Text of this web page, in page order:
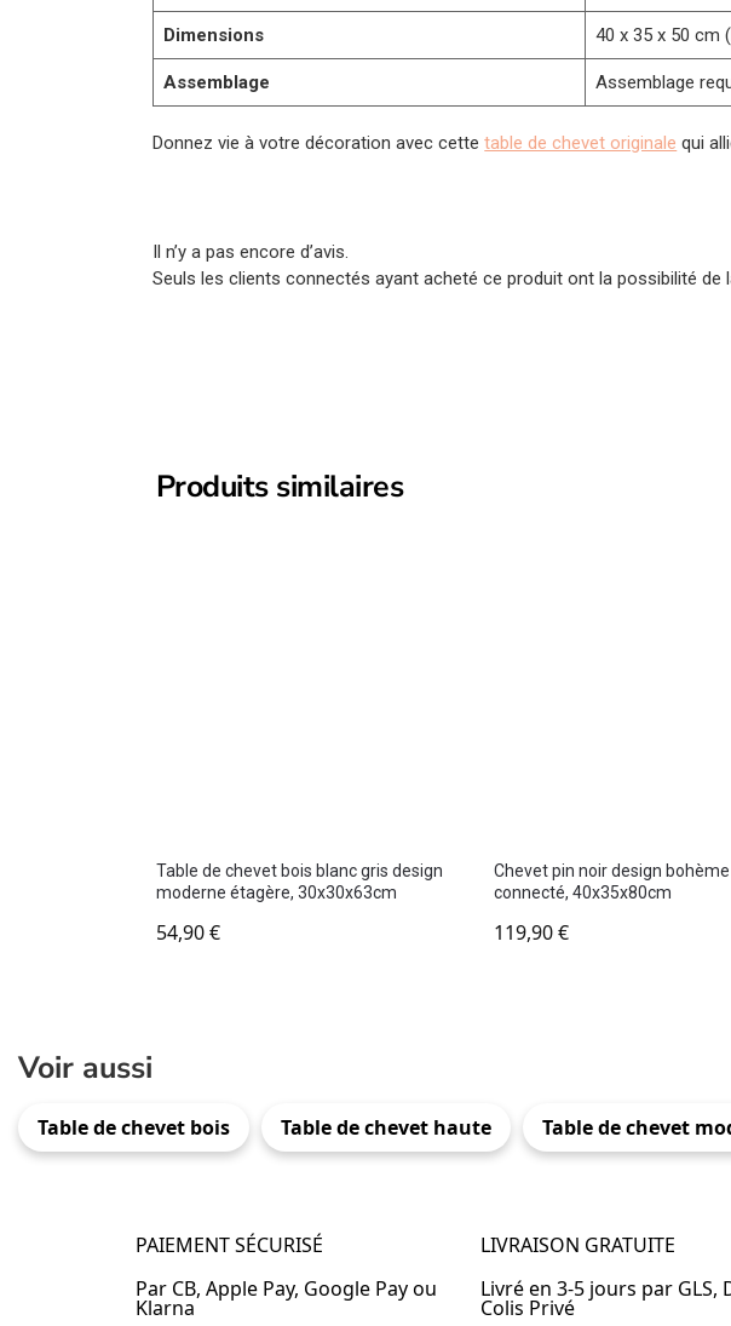
Dimensions 40 x 35 x 50 cm
Assemblage Assemblage
Donnez vie à votre décoration avec cettetable de chevet originale qui
Il n’y a pas encore d’avis.
Seuls les clients connectés ayant acheté ce produit ont la possibilité de
Produits similaires
Table de chevet bois blanc gris design
moderne étagère, 30x30x63cm
54,90€
Chevet pin noir design bohème
connecté, 40x35x80cm
119,90€
Voir aussi
Table de chevet bois Table de chevet haute Table de chevet
PAIEMENT SÉCURISÉ
Par CB, Apple Pay, Google Pay ou
Klarna
LIVRAISON GRATUITE
Livré en 3-5 jours par GLS,
Colis Privé